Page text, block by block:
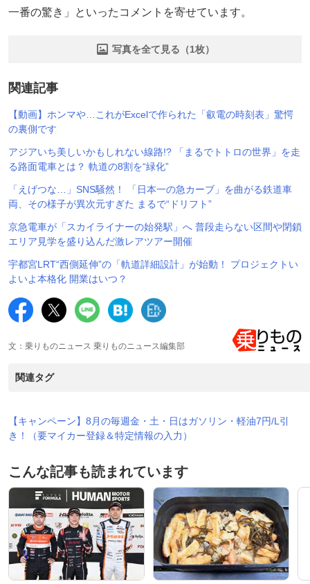
一番の驚き」といったコメントを寄せています。
写真を全て見る（1枚）
関連記事
【動画】ホンマや…これがExcelで作られた「叡電の時刻表」驚愕
の裏側です
アジアいち美しいかもしれない線路!? 「まるでトトロの世界」を走
る路面電車とは？ 軌道の8割を“緑化”
「えげつな…」SNS騒然！ 「日本一の急カーブ」を曲がる鉄道車
両、その様子が異次元すぎた まるで“ドリフト”
京急電車が「スカイライナーの始発駅」へ 普段走らない区間や閉鎖
エリア見学を盛り込んだ激レアツアー開催
宇都宮LRT“西側延伸”の「軌道詳細設計」が始動！ プロジェクトい
よいよ本格化 開業はいつ？
文：乗りものニュース 乗りものニュース編集部
関連タグ
【キャンペーン】8月の毎週金・土・日はガソリン・軽油7円/L引
き！（要マイカー登録＆特定情報の入力）
こんな記事も読まれています